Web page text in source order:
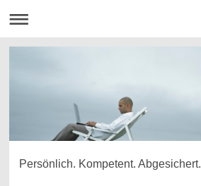
Persönlich. Kompetent. Abgesichert.